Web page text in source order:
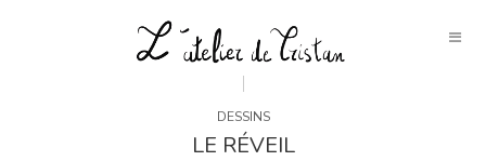
DESSINS
LE RÉVEIL